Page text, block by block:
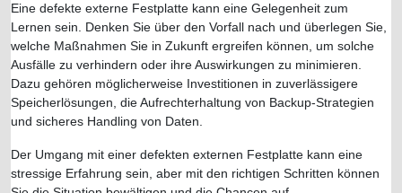
Eine defekte externe Festplatte kann eine Gelegenheit zum
Lernen sein. Denken Sie über den Vorfall nach und überlegen Sie,
welche Maßnahmen Sie in Zukunft ergreifen können, um solche
Ausfälle zu verhindern oder ihre Auswirkungen zu minimieren.
Dazu gehören möglicherweise Investitionen in zuverlässigere
Speicherlösungen, die Aufrechterhaltung von Backup-Strategien
und sicheres Handling von Daten.
Der Umgang mit einer defekten externen Festplatte kann eine
stressige Erfahrung sein, aber mit den richtigen Schritten können